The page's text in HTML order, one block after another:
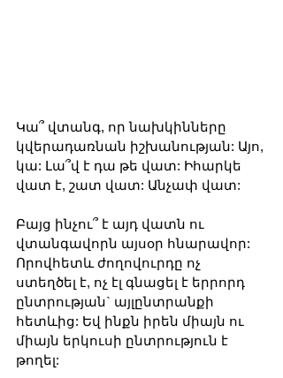
Կա՞ վտանգ, որ նախկինները
կվերադառնան իշխանության: Այո,
կա: Լա՞վ է դա թե վատ: Իհարկե
վատ է, շատ վատ: Անչափ վատ:
Բայց ինչու՞ է այդ վատն ու
վտանգավորն այսօր հնարավոր:
Որովհետև ժողովուրդը ոչ
ստեղծել է, ոչ էլ գնացել է երրորդ
ընտրության` այլընտրանքի
հետևից: Եվ ինքն իրեն միայն ու
միայն երկուսի ընտրություն է
թողել: